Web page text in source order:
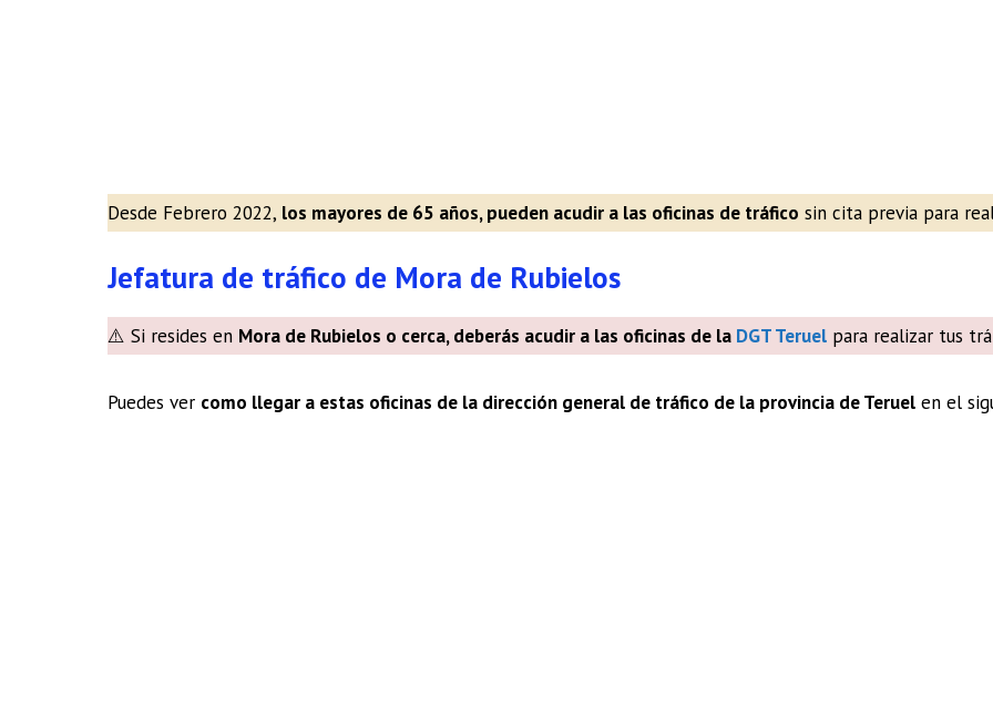
Desde Febrero 2022, los mayores de 65 años, pueden acudir a las oficinas de tráfico sin cita previa para
Jefatura de tráfico de Mora de Rubielos
⚠️ Si resides en Mora de Rubielos o cerca, deberás acudir a las oficinas de la DGT Teruel para realizar tus
Puedes ver como llegar a estas oficinas de la dirección general de tráfico de la provincia de Teruel en el